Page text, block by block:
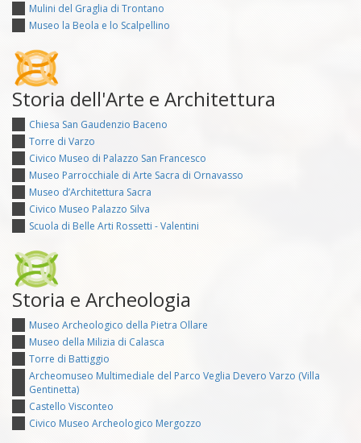
Mulini del Graglia di Trontano
Museo la Beola e lo Scalpellino
Storia dell'Arte e Architettura
Chiesa San Gaudenzio Baceno
Torre di Varzo
Civico Museo di Palazzo San Francesco
Museo Parrocchiale di Arte Sacra di Ornavasso
Museo d’Architettura Sacra
Civico Museo Palazzo Silva
Scuola di Belle Arti Rossetti - Valentini
Storia e Archeologia
Museo Archeologico della Pietra Ollare
Museo della Milizia di Calasca
Torre di Battiggio
Archeomuseo Multimediale del Parco Veglia Devero Varzo (Villa
Gentinetta)
Castello Visconteo
Civico Museo Archeologico Mergozzo